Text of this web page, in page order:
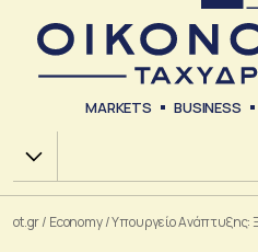
MARKETS BUSINESS
Χ.Α.
ot.gr/ Economy/Υπουργείο Ανάπτυξης: